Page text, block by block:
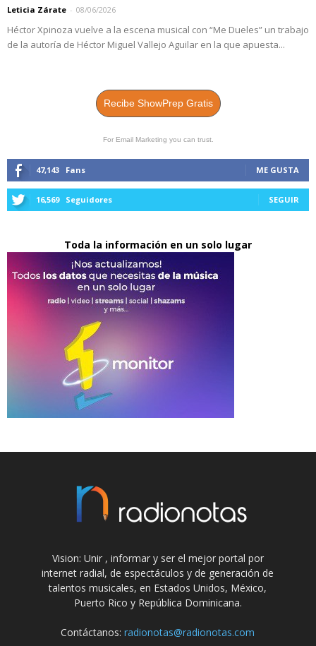
Leticia Zárate - 08/06/2026
Héctor Xpinoza vuelve a la escena musical con “Me Dueles” un trabajo
de la autoría de Héctor Miguel Vallejo Aguilar en la que apuesta...
Recibe ShowPrep Gratis
For Email Marketing you can trust.
47,143 Fans ME GUSTA
16,569 Seguidores SEGUIR
Toda la información en un solo lugar
Vision: Unir , informar y ser el mejor portal por
internet radial, de espectáculos y de generación de
talentos musicales, en Estados Unidos, México,
Puerto Rico y República Dominicana.
Contáctanos:radionotas@radionotas.com